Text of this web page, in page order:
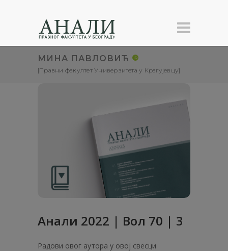
МИНА ПАВЛОВИЋ
[Правни факултет Универзитета у Крагујевцу]
Анали 2022 | Вол 70 | 3
Радови овог аутора у овој свесци